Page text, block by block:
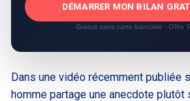
DÉMARRER MON BILAN
Gratuit sans carte bancaire · Offre
Dans une vidéo récemment publiée
homme partage une anecdote plutôt